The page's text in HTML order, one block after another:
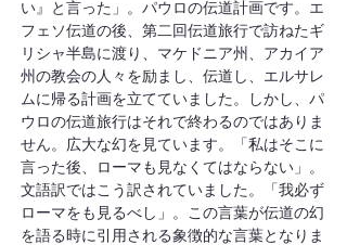
い』と言った」。パウロの伝道計画です。エ
フェソ伝道の後、第二回伝道旅行で訪ねたギ
リシャ半島に渡り、マケドニア州、アカイア
州の教会の人々を励まし、伝道し、エルサレ
ムに帰る計画を立てていました。しかし、パ
ウロの伝道旅行はそれで終わるのではありま
せん。広大な幻を見ています。「私はそこに
言った後、ローマも見なくてはならない」。
文語訳ではこう訳されていました。「我必ず
ローマをも見るべし」。この言葉が伝道の幻
を語る時に引用される象徴的な言葉となりま